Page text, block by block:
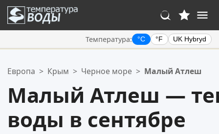
Температура: °C °F UK Hybryd
Ваш список избранного пуст.
Европа > Крым > Черное море > Малый Атлеш
Малый Атлеш —
воды в сентябре